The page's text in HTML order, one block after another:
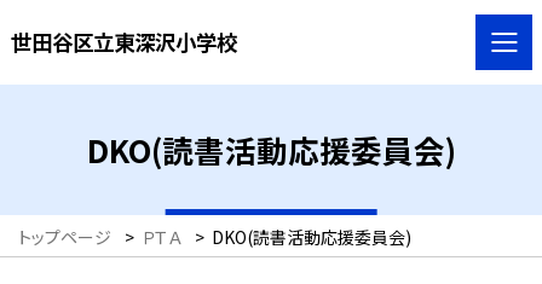
世田谷区立東深沢小学校
DKO(読書活動応援委員会)
トップページ > ＰＴＡ > DKO(読書活動応援委員会)